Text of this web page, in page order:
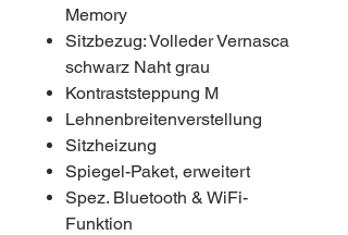
Memory
Sitzbezug: Volleder Vernasca
schwarz Naht grau
Kontraststeppung M
Lehnenbreitenverstellung
Sitzheizung
Spiegel-Paket, erweitert
Spez. Bluetooth & WiFi-
Funktion